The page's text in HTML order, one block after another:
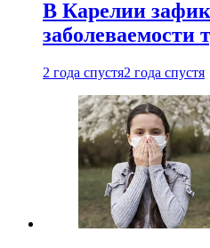
В Карелии
заболеваемости
2 года спустя2 года спустя